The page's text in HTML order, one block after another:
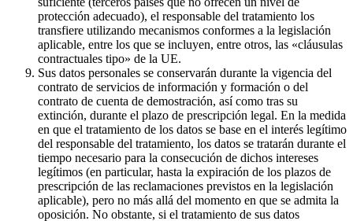
protección adecuado), el responsable del tratamiento los
transfiere utilizando mecanismos conformes a la legislación
aplicable, entre los que se incluyen, entre otros, las «cláusulas
contractuales tipo» de la UE.
Sus datos personales se conservarán durante la vigencia del
contrato de servicios de información y formación o del
contrato de cuenta de demostración, así como tras su
extinción, durante el plazo de prescripción legal. En la medida
en que el tratamiento de los datos se base en el interés legítimo
del responsable del tratamiento, los datos se tratarán durante el
tiempo necesario para la consecución de dichos intereses
legítimos (en particular, hasta la expiración de los plazos de
prescripción de las reclamaciones previstos en la legislación
aplicable), pero no más allá del momento en que se admita la
oposición. No obstante, si el tratamiento de sus datos